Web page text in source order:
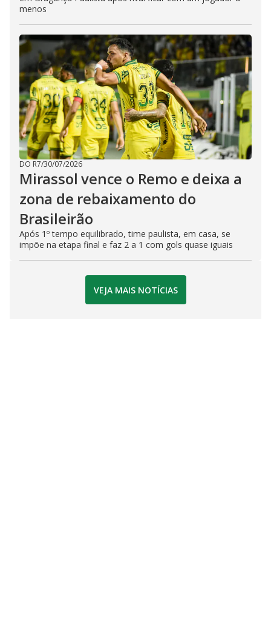
menos
DO R7/30/07/2026
Mirassol vence o Remo e deixa a
zona de rebaixamento do
Brasileirão
Após 1º tempo equilibrado, time paulista, em casa, se
impõe na etapa final e faz 2 a 1 com gols quase iguais
VEJA MAIS NOTÍCIAS